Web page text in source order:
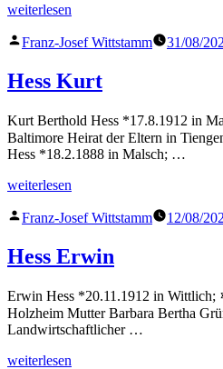
„Hess
weiterlesen
Veröffentlicht
Franz-Josef Wittstamm 31/08/
Hess Kurt
Kurt Berthold Hess *17.8.1912 in
Baltimore Heirat der Eltern in
Hess *18.2.1888 in Malsch; …
„Hess
weiterlesen
Veröffentlicht
Franz-Josef Wittstamm 12/08/
Hess Erwin
Erwin Hess *20.11.1912 in Wittlich;
Holzheim Mutter Barbara Bertha
Landwirtschaftlicher …
„Hess
weiterlesen